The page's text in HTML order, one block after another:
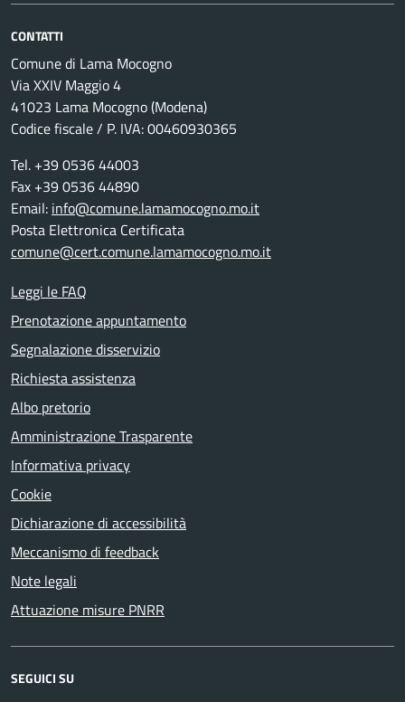
CONTATTI
Comune di Lama Mocogno
Via XXIV Maggio 4
41023 Lama Mocogno (Modena)
Codice fiscale / P. IVA: 00460930365
Tel. +39 0536 44003
Fax +39 0536 44890
Email: info@comune.lamamocogno.mo.it
Posta Elettronica Certificata
comune@cert.comune.lamamocogno.mo.it
Leggi le FAQ
Prenotazione appuntamento
Segnalazione disservizio
Richiesta assistenza
Albo pretorio
Amministrazione Trasparente
Informativa privacy
Cookie
Dichiarazione di accessibilità
Meccanismo di feedback
Note legali
Attuazione misure PNRR
SEGUICI SU